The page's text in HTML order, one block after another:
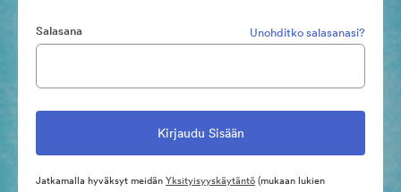
Salasana Unohditko salasanasi?
Jatkamalla hyväksyt meidänYksityisyyskäytäntö(mukaan lukien